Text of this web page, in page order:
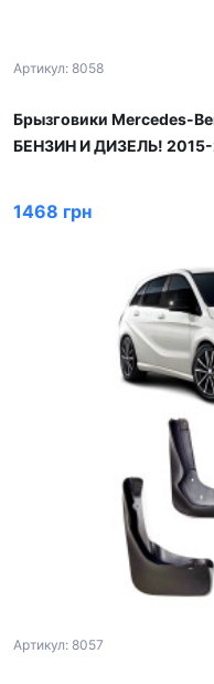
Артикул: 8058
Брызговики Mercedes-
БЕНЗИН И ДИЗЕЛЬ! 2015-
1468 грн
Артикул: 8057